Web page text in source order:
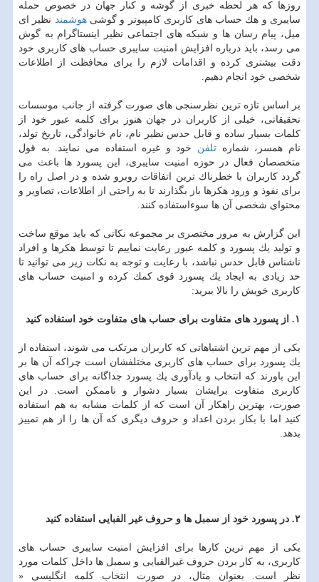
روزها كه هر لحظه خبری از گوشه و كنار جهان در خصوص حمله
سایبری و هك حساب های كاربری كامپیوتر و گوشیهوشمند نظیر ای
میل، پیام رسان ها و شبكه های اجتماعی نظیر اینستاگرام به گوش
می رسد، باید درباره افزایش امنیت سایبری حساب های كاربری خود
دقت بیشتری كرده و اقدامات لازم را برای محافظت از اطلاعات
شخصی خود انجام دهیم.
بر اساس تازه ترین نظرسنجی های صورت گرفته از جانب موسسات
تحقیقاتی، خیلی از كاربران در جهان هنوز برای كلمه عبور خود از
كلمات بسیار ساده و قابل حدس نظیر نام، نام خانوادگی، تاریخ تولد،
نام همسر، شماره تلفن خود و غیره استفاده می نمایند. به قول
متخصصان فعال در حوزه امنیت سایبری، این پسورد ها باعث می
گردد كاربران با خطرناك ترین اتفاقات روبرو شده و در اصل راه را
برای نفوذ و ورود هكرها باز بگذارند تا به راحتی از اطلاعات، تصاویر و
محتوای شخصی آن ها سوءاستفاده كنند.
این گزارش به مرور مختصری بر مجموعه نكاتی كه باید موقع ساخت
و تولید یك پسورد و كلمه عبور رعایت نماییم تا توسط هكرها و افراد
ناشناس قابل حدس نباشد، با رعایت و توجه به نكات زیر می توانید تا
حد زیادی به ایجاد یك پسورد قوی كمك كرده و امنیت حساب های
كاربری خویش را بالا ببرید:
۱. از پسورد های متفاوت برای حساب های متفاوت خود استفاده كنید
یكی از مهم ترین اشتباهاتی كه كاربران مرتكب می شوند، استفاده از
یك پسورد برای حساب های كاربری مختلفشان است چراكه آن ها بر
این باورند كه انتخاب و یادآوری یك پسورد جداگانه برای حساب های
كاربری متفاوت برایشان بسیار دشوار و ناممكن است. در این
صورت، بهترین راهكار آن است كه از كلمات مشابه به هم استفاده
كنید اما با بكار بردن اعداد و حروف دیگری كه آن ها را از هم تمییز
بدهد.
۲. در پسورد خود از سمبل ها و حروف غیر الفبایی استفاده كنید
یكی از مهم ترین كارها برای افزایش امنیت سایبری حساب های
كاربری، به كار بردن حروف غیرالفبایی و سمبل ها داخل كلمات مورد
نظر است. بعنوان مثال، در صورت انتخاب كلمه انگلیسی «